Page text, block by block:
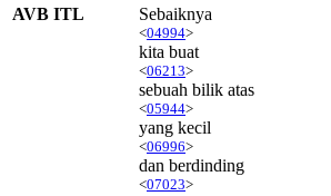
AVB ITL Sebaiknya
<04994>
kita buat
<06213>
sebuah bilik atas
<05944>
yang kecil
<06996>
dan berdinding
<07023>